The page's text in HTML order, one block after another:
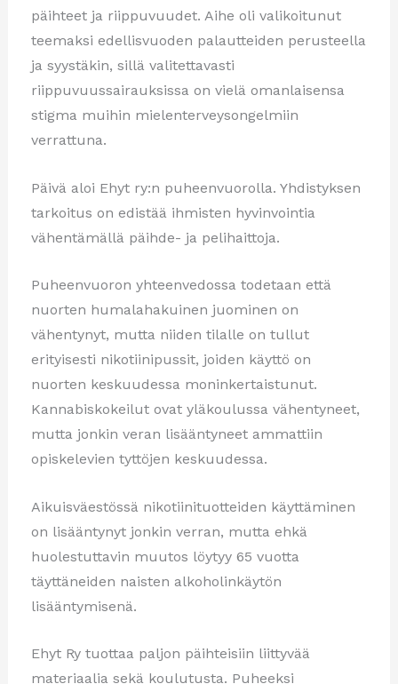
päihteet ja riippuvuudet. Aihe oli valikoitunut
teemaksi edellisvuoden palautteiden perusteella
ja syystäkin, sillä valitettavasti
riippuvuussairauksissa on vielä omanlaisensa
stigma muihin mielenterveysongelmiin
verrattuna.
Päivä aloi Ehyt ry:n puheenvuorolla. Yhdistyksen
tarkoitus on edistää ihmisten hyvinvointia
vähentämällä päihde- ja pelihaittoja.
Puheenvuoron yhteenvedossa todetaan että
nuorten humalahakuinen juominen on
vähentynyt, mutta niiden tilalle on tullut
erityisesti nikotiinipussit, joiden käyttö on
nuorten keskuudessa moninkertaistunut.
Kannabiskokeilut ovat yläkoulussa vähentyneet,
mutta jonkin veran lisääntyneet ammattiin
opiskelevien tyttöjen keskuudessa.
Aikuisväestössä nikotiinituotteiden käyttäminen
on lisääntynyt jonkin verran, mutta ehkä
huolestuttavin muutos löytyy 65 vuotta
täyttäneiden naisten alkoholinkäytön
lisääntymisenä.
Ehyt Ry tuottaa paljon päihteisiin liittyvää
materiaalia sekä koulutusta. Puheeksi